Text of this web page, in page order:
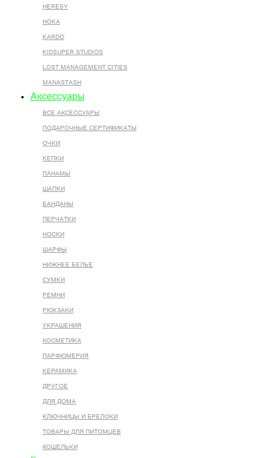
HERESY
HOKA
KARDO
KIDSUPER STUDIOS
LOST MANAGEMENT CITIES
MANASTASH
Аксессуары
ВСЕ AКСЕССУАРЫ
ПОДАРОЧНЫЕ СЕРТИФИКАТЫ
ОЧКИ
КЕПКИ
ПАНАМЫ
ШАПКИ
БАНДАНЫ
ПЕРЧАТКИ
НОСКИ
ШАРФЫ
НИЖНЕЕ БЕЛЬЕ
СУМКИ
РЕМНИ
РЮКЗАКИ
УКРАШЕНИЯ
КОСМЕТИКА
ПАРФЮМЕРИЯ
КЕРАМИКА
ДРУГОЕ
ДЛЯ ДОМА
КЛЮЧНИЦЫ И БРЕЛОКИ
ТОВАРЫ ДЛЯ ПИТОМЦЕВ
КОШЕЛЬКИ